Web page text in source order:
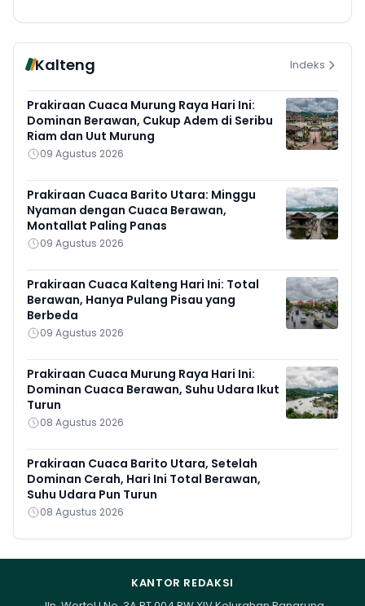
Kalteng Indeks
Prakiraan Cuaca Murung Raya Hari Ini:
Dominan Berawan, Cukup Adem di Seribu
Riam dan Uut Murung
09 Agustus 2026
Prakiraan Cuaca Barito Utara: Minggu
Nyaman dengan Cuaca Berawan,
Montallat Paling Panas
09 Agustus 2026
Prakiraan Cuaca Kalteng Hari Ini: Total
Berawan, Hanya Pulang Pisau yang
Berbeda
09 Agustus 2026
Prakiraan Cuaca Murung Raya Hari Ini:
Dominan Cuaca Berawan, Suhu Udara Ikut
Turun
08 Agustus 2026
Prakiraan Cuaca Barito Utara, Setelah
Dominan Cerah, Hari Ini Total Berawan,
Suhu Udara Pun Turun
08 Agustus 2026
KANTOR REDAKSI